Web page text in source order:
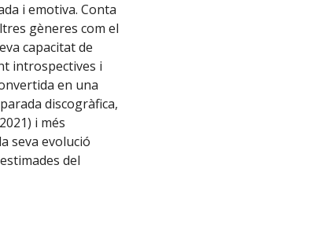
i emotiva. Conta
gèneres com el
capacitat de
introspectives i
en una
discogràfica,
i més
seva evolució
del